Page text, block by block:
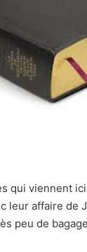
qui viennent
leur affaire de
peu de